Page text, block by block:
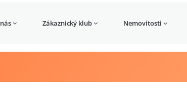
Zákaznický klub Nemovitosti